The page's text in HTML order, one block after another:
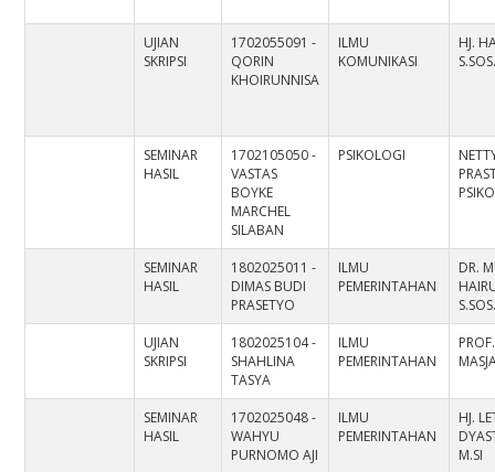
UJIAN
SKRIPSI
1702055091 -
QORIN
KHOIRUNNISA
ILMU
KOMUNIKASI
HJ.
SEMINAR
HASIL
1702105050 -
VASTAS
BOYKE
MARCHEL
SILABAN
PSIKOLOGI
SEMINAR
HASIL
1802025011 -
DIMAS BUDI
PRASETYO
ILMU
PEMERINTAHAN
DR.
UJIAN
SKRIPSI
1802025104 -
SHAHLINA
TASYA
ILMU
PEMERINTAHAN
SEMINAR
HASIL
1702025048 -
WAHYU
PURNOMO AJI
ILMU
PEMERINTAHAN
HJ.
M.SI